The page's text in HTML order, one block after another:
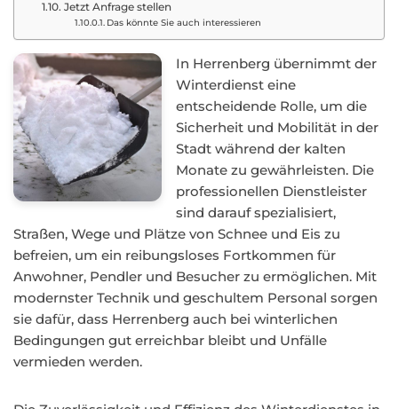
Jetzt Anfrage stellen
Das könnte Sie auch interessieren
In Herrenberg übernimmt der
Winterdienst eine
entscheidende Rolle, um die
Sicherheit und Mobilität in der
Stadt während der kalten
Monate zu gewährleisten. Die
professionellen Dienstleister
sind darauf spezialisiert,
Straßen, Wege und Plätze von Schnee und Eis zu
befreien, um ein reibungsloses Fortkommen für
Anwohner, Pendler und Besucher zu ermöglichen. Mit
modernster Technik und geschultem Personal sorgen
sie dafür, dass Herrenberg auch bei winterlichen
Bedingungen gut erreichbar bleibt und Unfälle
vermieden werden.